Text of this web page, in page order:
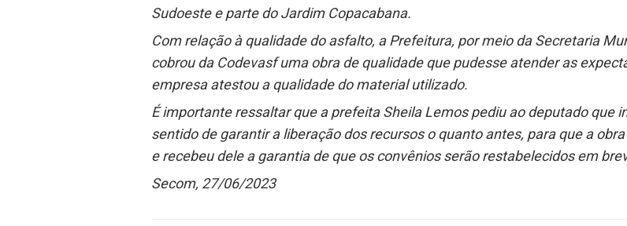
Sudoeste e parte do Jardim Copacabana.
Com relação à qualidade do asfalto, a Prefeitura, por meio da Secretaria
cobrou da Codevasf uma obra de qualidade que pudesse atender as
empresa atestou a qualidade do material utilizado.
É importante ressaltar que a prefeita Sheila Lemos pediu ao deputado que
sentido de garantir a liberação dos recursos o quanto antes, para que a
e recebeu dele a garantia de que os convênios serão restabelecidos em
Secom, 27/06/2023